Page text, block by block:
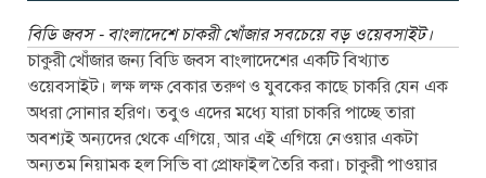
বিডি জবস - বাংলাদেশে চাকরী খোঁজার সবচেয়ে বড় ওয়েবসাইট।
চাকুরী খোঁজার জন্য বিডি জবস বাংলাদেশের একটি বিখ্যাত
ওয়েবসাইট। লক্ষ লক্ষ বেকার তরুণ ও যুবকের কাছে চাকরি যেন এক
অধরা সোনার হরিণ। তবুও এদের মধ্যে যারা চাকরি পাচ্ছে তারা
অবশ্যই অন্যদের থেকে এগিয়ে, আর এই এগিয়ে নেওয়ার একটা
অন্যতম নিয়ামক হল সিভি বা প্রোফাইল তৈরি করা। চাকুরী পাওয়ার